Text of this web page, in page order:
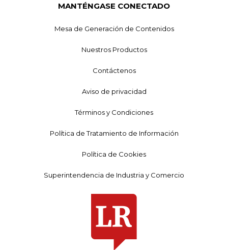
MANTÉNGASE CONECTADO
Mesa de Generación de Contenidos
Nuestros Productos
Contáctenos
Aviso de privacidad
Términos y Condiciones
Política de Tratamiento de Información
Política de Cookies
Superintendencia de Industria y Comercio